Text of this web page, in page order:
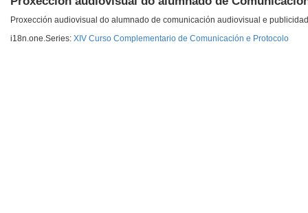
Proxección audiovisual do alumnado de comunicación audiovisual e
i18n.one.Series: XIV Curso Complementario de Comunicación e Protocolo